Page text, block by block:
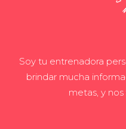
Soy tu entrenadora
brindar mucha
metas, y